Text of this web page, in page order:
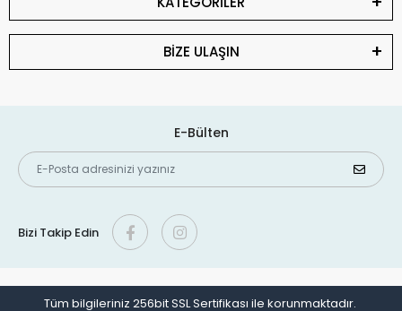
BİZE ULAŞIN
E-Bülten
Bizi Takip Edin
Tüm bilgileriniz 256bit SSL Sertifikası ile korunmaktadır.